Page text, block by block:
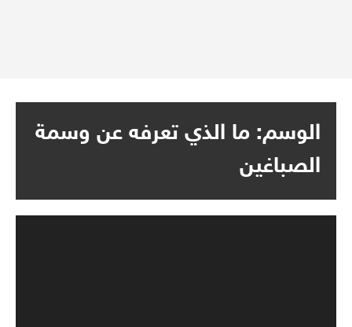
الوسم: ما الذي تعرفه عن وسمة
الصباغين